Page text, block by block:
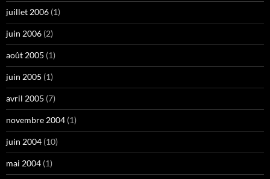
juillet 2006 (1)
juin 2006 (2)
août 2005 (1)
juin 2005 (1)
avril 2005 (7)
novembre 2004 (1)
juin 2004 (10)
mai 2004 (1)